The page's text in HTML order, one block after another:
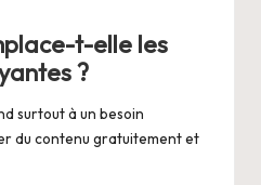
t-elle les
?
surtout à un besoin
du contenu gratuitement et